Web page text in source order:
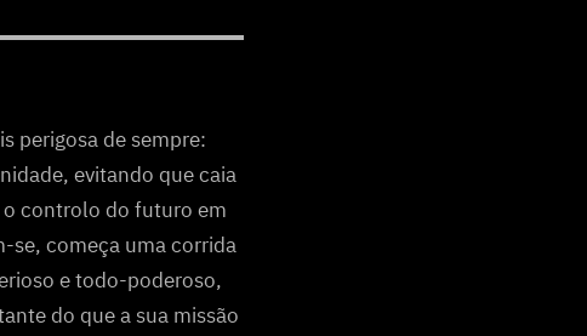
perigosa de sempre:
evitando que caia
o controlo do futuro em
se, começa uma corrida
e todo-poderoso,
do que a sua missão